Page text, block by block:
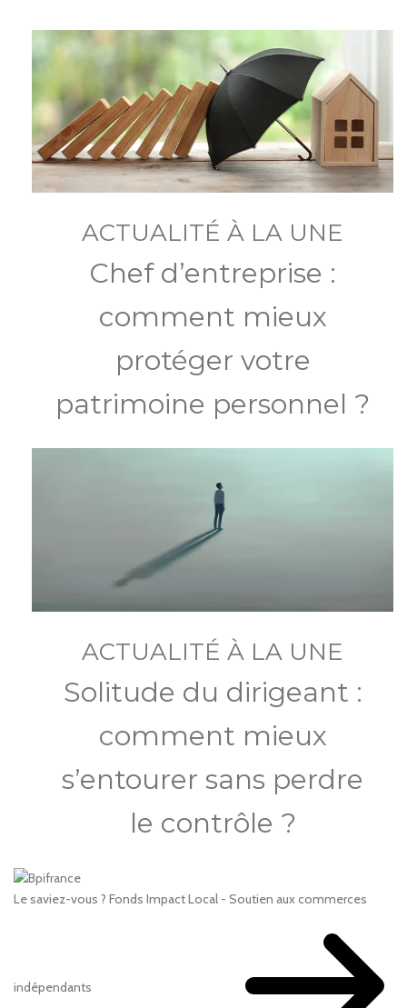
ACTUALITÉ À LA UNE
Chef d’entreprise :
comment mieux
protéger votre
patrimoine personnel ?
ACTUALITÉ À LA UNE
Solitude du dirigeant :
comment mieux
s’entourer sans perdre
le contrôle ?
Le saviez-vous ? Fonds Impact Local - Soutien aux commerces
indépendants